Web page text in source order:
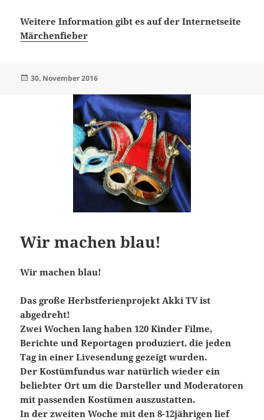
Weitere Information gibt es auf der Internetseite
Märchenfieber
Veröffentlicht
30. November 2016
Wir machen blau!
Wir machen blau!
Das große Herbstferienprojekt Akki TV ist
abgedreht!
Zwei Wochen lang haben 120 Kinder Filme,
Berichte und Reportagen produziert, die jeden
Tag in einer Livesendung gezeigt wurden.
Der Kostümfundus war natürlich wieder ein
beliebter Ort um die Darsteller und Moderatoren
mit passenden Kostümen auszustatten.
In der zweiten Woche mit den 8-12jährigen lief